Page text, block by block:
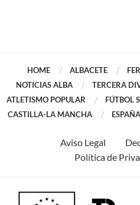
HOME ALBACETE
NOTICIAS ALBA
TERCERA
ATLETISMO POPULAR
FÚTBOL
CASTILLA-LA MANCHA
ESPAÑA
Aviso Legal
Política de